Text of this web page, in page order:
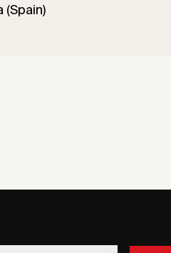
(Spain)